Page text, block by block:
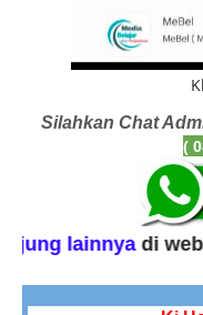
Silahkan Chat
(
di website